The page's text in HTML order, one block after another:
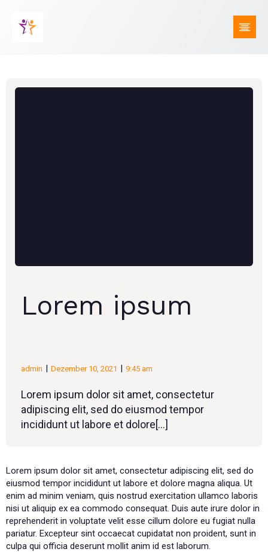
Lorem ipsum
admin | Dezember 10, 2021 | 9:45 am
Lorem ipsum dolor sit amet, consectetur
adipiscing elit, sed do eiusmod tempor
incididunt ut labore et dolore[…]
Lorem ipsum dolor sit amet, consectetur adipiscing elit, sed do
eiusmod tempor incididunt ut labore et dolore magna aliqua. Ut
enim ad minim veniam, quis nostrud exercitation ullamco laboris
nisi ut aliquip ex ea commodo consequat. Duis aute irure dolor in
reprehenderit in voluptate velit esse cillum dolore eu fugiat nulla
pariatur. Excepteur sint occaecat cupidatat non proident, sunt in
culpa qui officia deserunt mollit anim id est laborum.